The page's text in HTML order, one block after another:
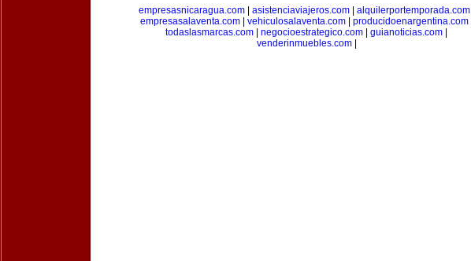
empresasnicaragua.com| asistenciaviajeros.com| alquilerportemporada.com|
empresasalaventa.com| vehiculosalaventa.com| producidoenargentina.com|
todaslasmarcas.com
negocioestrategico.com guianoticias.com
venderinmuebles.com|